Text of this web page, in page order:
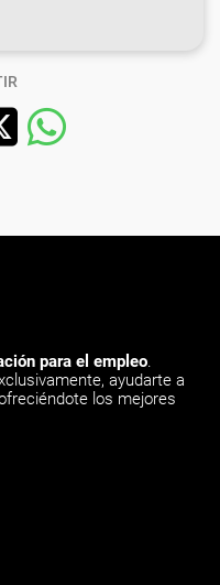
para el empleo.
ayudarte a
los mejores